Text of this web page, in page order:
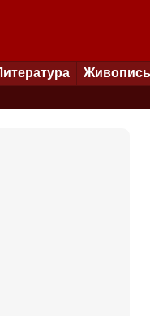
Живопись